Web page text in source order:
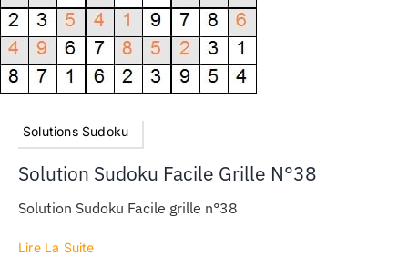
Solutions Sudoku
Solution Sudoku Facile Grille N°38
Solution Sudoku Facile grille n°38
Lire La Suite